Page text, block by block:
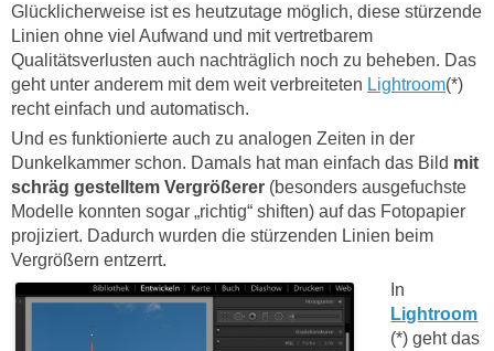
Glücklicherweise ist es heutzutage möglich, diese stürzende
Linien ohne viel Aufwand und mit vertretbarem
Qualitätsverlusten auch nachträglich noch zu beheben. Das
geht unter anderem mit dem weit verbreiteten Lightroom(*)
recht einfach und automatisch.
Und es funktionierte auch zu analogen Zeiten in der
Dunkelkammer schon. Damals hat man einfach das Bild mit
schräg gestelltem Vergrößerer (besonders ausgefuchste
Modelle konnten sogar „richtig“ shiften) auf das Fotopapier
projiziert. Dadurch wurden die stürzenden Linien beim
Vergrößern entzerrt.
In
Lightroom
(*) geht das